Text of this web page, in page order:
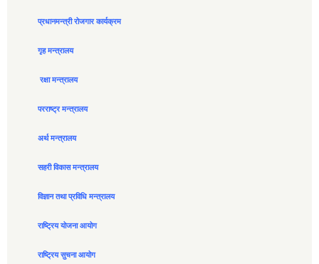
प्रधानमन्त्री रोजगार कार्यक्रम
गृह मन्त्रालय
रक्षा मन्त्रालय
परराष्ट्र मन्त्रालय
अर्थ मन्त्रालय
सहरी विकास मन्त्रालय
विज्ञान तथा प्रविधि मन्त्रालय
राष्ट्रिय योजना आयोग
राष्ट्रिय सुचना आयोग